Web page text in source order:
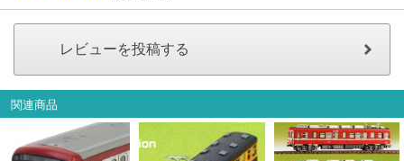
関連商品